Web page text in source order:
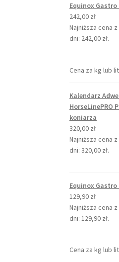
Equinox Gastro
242,00 zł
Najniższa cena
dni: 242,00 zł.
Cena za kg lub
Kalendarz
HorseLinePRO
koniarza
320,00 zł
Najniższa cena
dni:320,00 zł.
Equinox Gastro
129,90 zł
Najniższa cena
dni: 129,90 zł.
Cena za kg lub